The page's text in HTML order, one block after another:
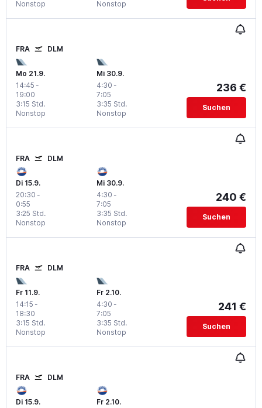
Nonstop Nonstop
FRA DLM
Mo 21.9.
14:45 -
19:00
Nonstop
3:15 Std.
Mi 30.9.
4:30 -
7:05
Nonstop
3:35 Std.
236 €
Suchen
FRA DLM
Di 15.9.
20:30 -
0:55
Nonstop
3:25 Std.
Mi 30.9.
4:30 -
7:05
Nonstop
3:35 Std.
240 €
Suchen
FRA DLM
Fr 11.9.
14:15 -
18:30
Nonstop
3:15 Std.
Fr 2.10.
4:30 -
7:05
Nonstop
3:35 Std.
241 €
Suchen
FRA DLM
Di 15.9.
Fr 2.10.